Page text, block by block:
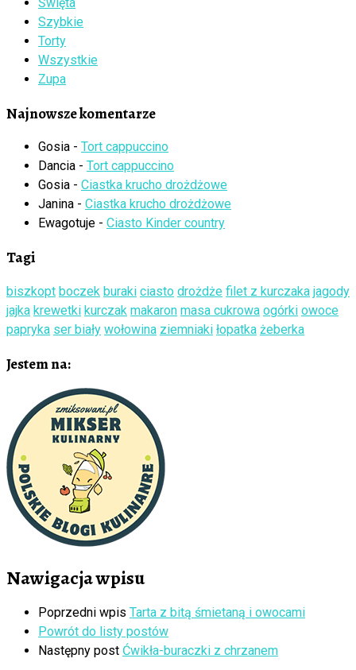
Szybkie
Torty
Wszystkie
Zupa
Najnowsze komentarze
Gosia - Tort cappuccino
Dancia - Tort cappuccino
Gosia - Ciastka krucho drożdżowe
Janina - Ciastka krucho drożdżowe
Ewagotuje - Ciasto Kinder country
Tagi
biszkopt boczek buraki ciasto drożdże filet z kurczaka jagody
jajka krewetki kurczak makaron masa cukrowa ogórki owoce
papryka ser biały wołowina ziemniaki łopatka żeberka
Jestem na:
Nawigacja wpisu
Poprzedni wpis Tarta z bitą śmietaną i owocami
Powrót do listy postów
Następny post Ćwikła-buraczki z chrzanem